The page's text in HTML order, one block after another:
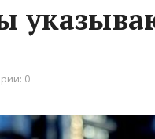
0